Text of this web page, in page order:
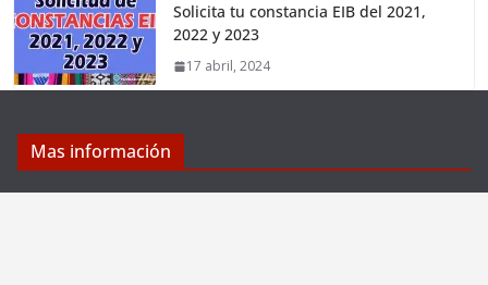
Solicita tu constancia EIB del 2021,
2022 y 2023
17 abril, 2024
Mas información